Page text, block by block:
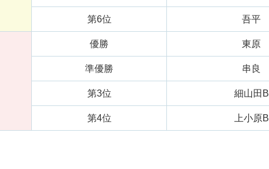
第6位 吾平
優勝 東原
準優勝 串良
第3位 細山田B
第4位 上小原B